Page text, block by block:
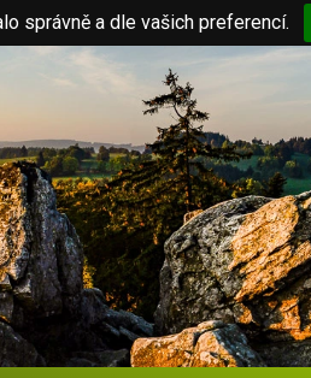
správně a dle vašich preferencí.